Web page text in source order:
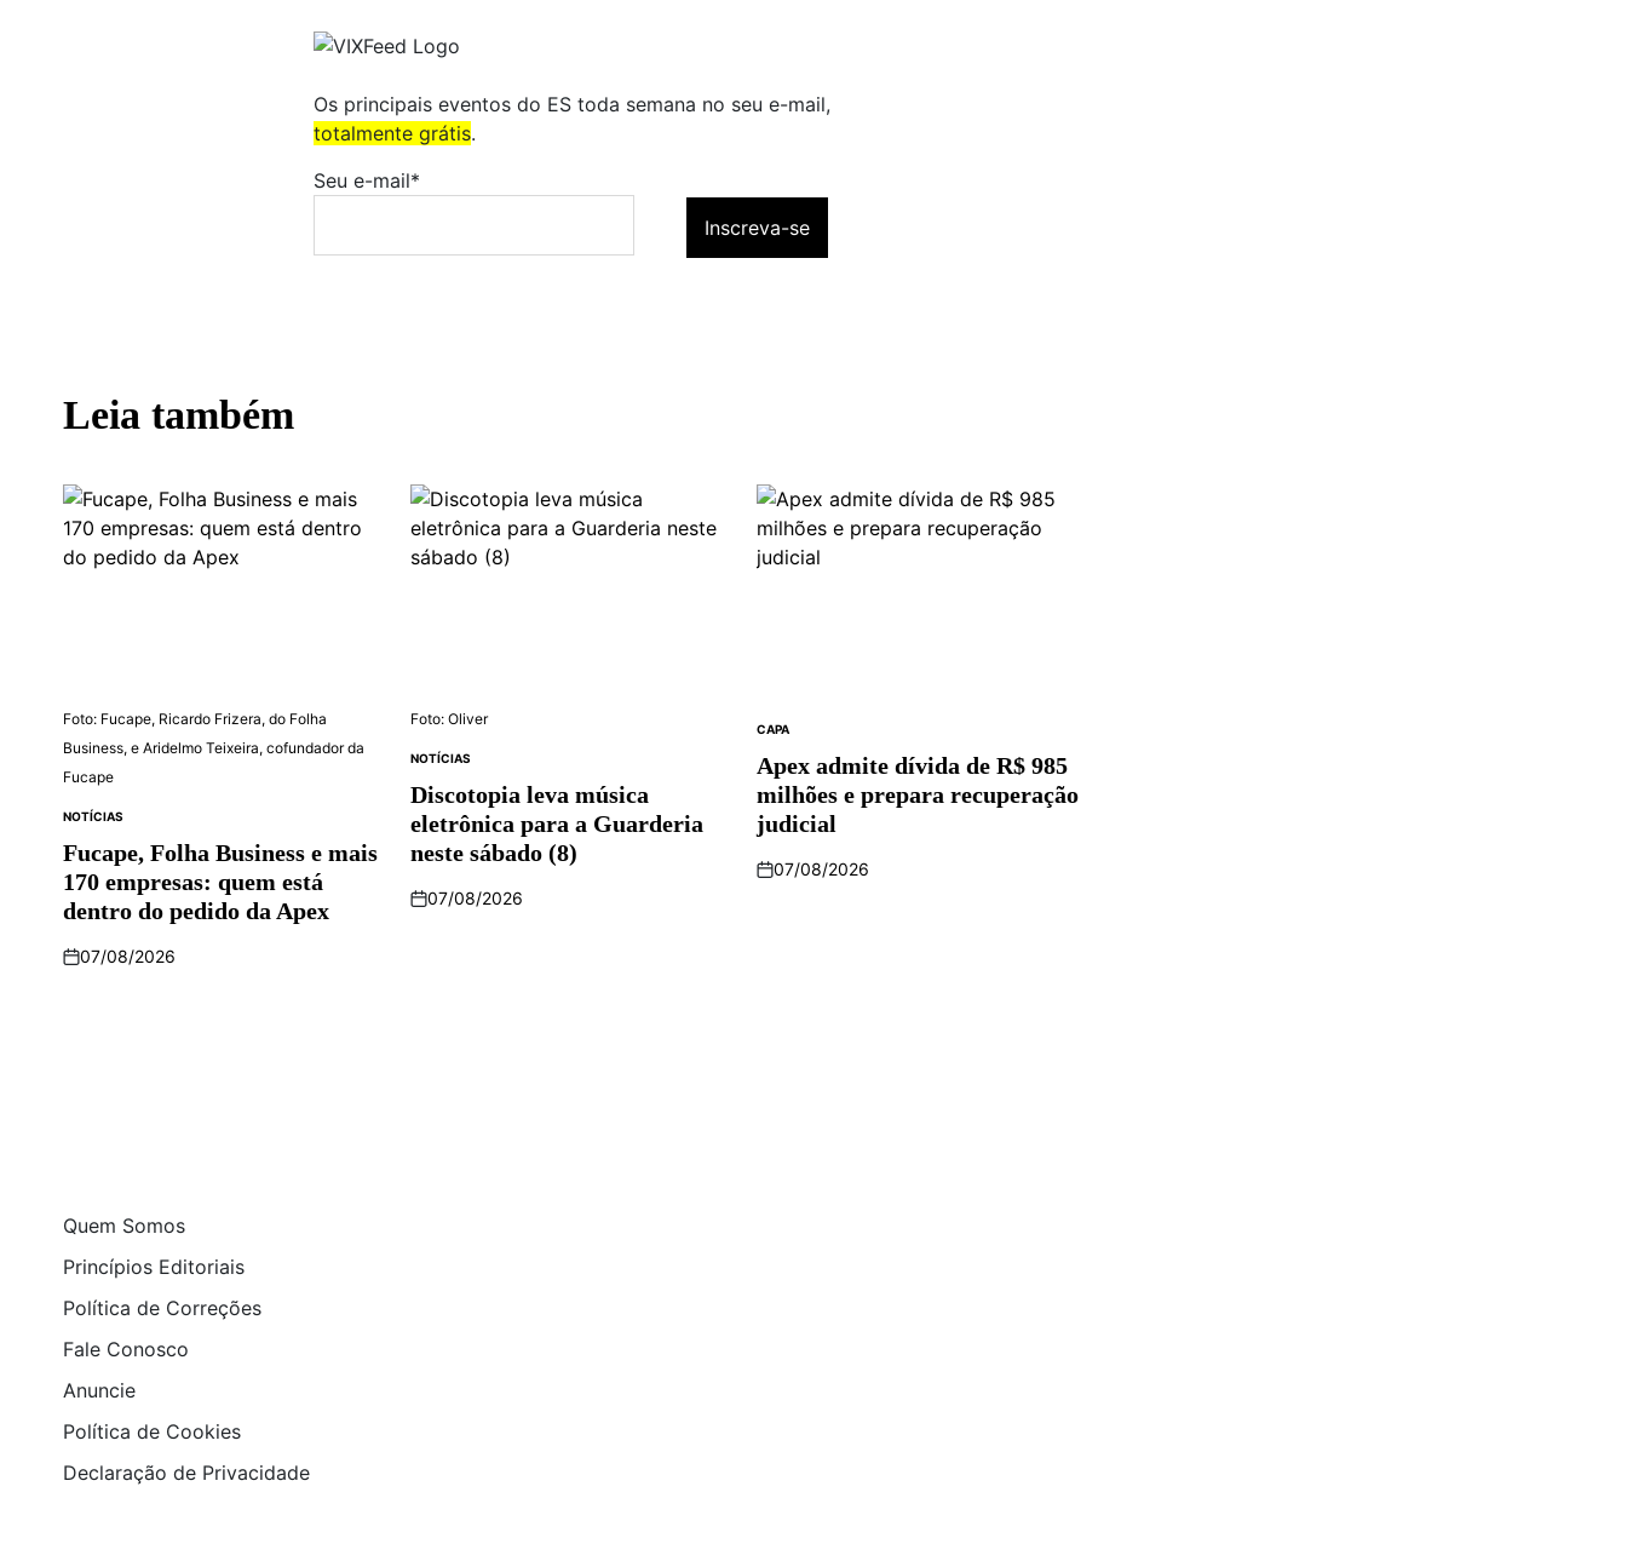
Os principais eventos do ES toda semana no seu e-mail,
totalmente grátis.
Seu e-mail*
Leia também
Foto: Fucape, Ricardo Frizera, do Folha
Business, e Aridelmo Teixeira, cofundador da
Fucape
NOTÍCIAS
Fucape, Folha Business e mais
170 empresas: quem está
dentro do pedido da Apex
07/08/2026
Foto: Oliver
NOTÍCIAS
Discotopia leva música
eletrônica para a Guarderia
neste sábado (8)
07/08/2026
CAPA
Apex admite dívida de R$ 985
milhões e prepara recuperação
judicial
07/08/2026
Quem Somos
Princípios Editoriais
Política de Correções
Fale Conosco
Anuncie
Política de Cookies
Declaração de Privacidade